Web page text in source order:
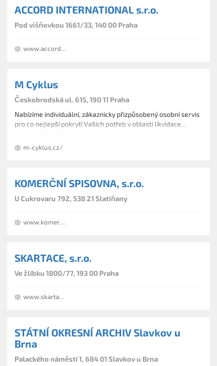
archivnictví a spisové službě. Našimi klienty jsou fungující
v konkurzu.
předmětů
Chcete koupit nebo prodat nemovitost, automobil, nářadí či
Našim zákazníkům nabízíme kompletním servis:
právní pomoc při dražbách
prodej nemovitostí
ACCORD INTERNATIONAL s.r.o.
Pod višňovkou 1661/33, 140 00 Praha
www.accordinternational.eu
M Cyklus
Českobrodská ul. 615, 190 11 Praha
Nabízíme individuální, zákaznicky přizpůsobený osobní servis
pro co nejlepší pokrytí Vašich potřeb v oblasti likvidace
m-cyklus.cz/
KOMERČNÍ SPISOVNA, s.r.o.
U Cukrovaru 792, 538 21 Slatiňany
www.komercni-spisovna.cz
SKARTACE, s.r.o.
Ve žlíbku 1800/77, 193 00 Praha
www.skartace-net.cz
STÁTNÍ OKRESNÍ ARCHIV Slavkov u
Brna
Palackého náměstí 1, 684 01 Slavkov u Brna